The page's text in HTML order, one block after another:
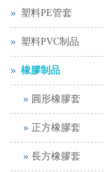
塑料PE管套
塑料PVC制品
橡膠制品
圓形橡膠套
正方橡膠套
長方橡膠套